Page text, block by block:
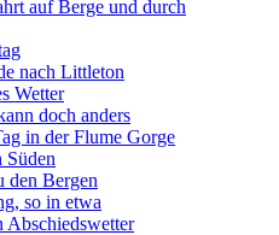
auf Berge und durch
nach Littleton
Wetter
doch anders
in der Flume Gorge
Süden
den Bergen
so in etwa
Abschiedswetter